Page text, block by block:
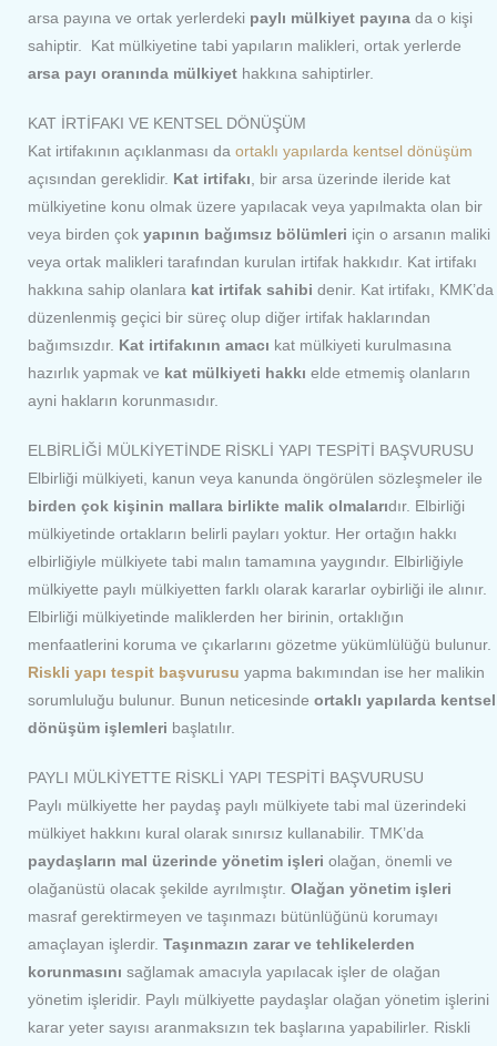
arsa payına ve ortak yerlerdeki paylı mülkiyet payına da o kişi
sahiptir. Kat mülkiyetine tabi yapıların malikleri, ortak yerlerde
arsa payı oranında mülkiyet hakkına sahiptirler.
KAT İRTİFAKI VE KENTSEL DÖNÜŞÜM
Kat irtifakının açıklanması da ortaklı yapılarda kentsel dönüşüm
açısından gereklidir. Kat irtifakı , bir arsa üzerinde ileride kat
mülkiyetine konu olmak üzere yapılacak veya yapılmakta olan bir
veya birden çok yapının bağımsız bölümleri için o arsanın maliki
veya ortak malikleri tarafından kurulan irtifak hakkıdır. Kat irtifakı
hakkına sahip olanlara kat irtifak sahibi denir. Kat irtifakı, KMK’da
düzenlenmiş geçici bir süreç olup diğer irtifak haklarından
bağımsızdır. Kat irtifakının amacı kat mülkiyeti kurulmasına
hazırlık yapmak ve kat mülkiyeti hakkı elde etmemiş olanların
ayni hakların korunmasıdır.
ELBİRLİĞİ MÜLKİYETİNDE RİSKLİ YAPI TESPİTİ BAŞVURUSU
Elbirliği mülkiyeti, kanun veya kanunda öngörülen sözleşmeler ile
birden çok kişinin mallara birlikte malik olmalarıdır. Elbirliği
mülkiyetinde ortakların belirli payları yoktur. Her ortağın hakkı
elbirliğiyle mülkiyete tabi malın tamamına yaygındır. Elbirliğiyle
mülkiyette paylı mülkiyetten farklı olarak kararlar oybirliği ile alınır.
Elbirliği mülkiyetinde maliklerden her birinin, ortaklığın
menfaatlerini koruma ve çıkarlarını gözetme yükümlülüğü bulunur.
Riskli yapı tespit başvurusu yapma bakımından ise her malikin
sorumluluğu bulunur. Bunun neticesinde ortaklı yapılarda kentsel
dönüşüm işlemleri başlatılır.
PAYLI MÜLKİYETTE RİSKLİ YAPI TESPİTİ BAŞVURUSU
Paylı mülkiyette her paydaş paylı mülkiyete tabi mal üzerindeki
mülkiyet hakkını kural olarak sınırsız kullanabilir. TMK’da
paydaşların mal üzerinde yönetim işleri olağan, önemli ve
olağanüstü olacak şekilde ayrılmıştır. Olağan yönetim işleri
masraf gerektirmeyen ve taşınmazı bütünlüğünü korumayı
amaçlayan işlerdir. Taşınmazın zarar ve tehlikelerden
korunmasını sağlamak amacıyla yapılacak işler de olağan
yönetim işleridir. Paylı mülkiyette paydaşlar olağan yönetim işlerini
karar yeter sayısı aranmaksızın tek başlarına yapabilirler. Riskli